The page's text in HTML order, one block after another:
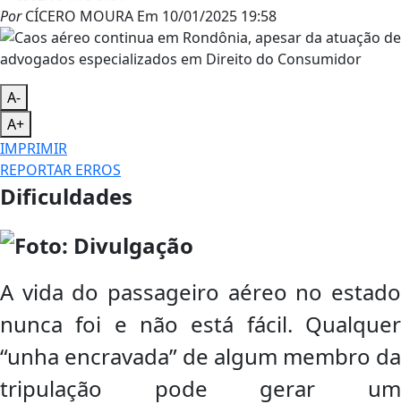
PorCÍCERO MOURA Em 10/01/2025 19:58
A-
A+
IMPRIMIR
REPORTAR ERROS
Dificuldades
A vida do passageiro aéreo no estado
nunca foi e não está fácil. Qualquer
“unha encravada” de algum membro da
tripulação pode gerar um